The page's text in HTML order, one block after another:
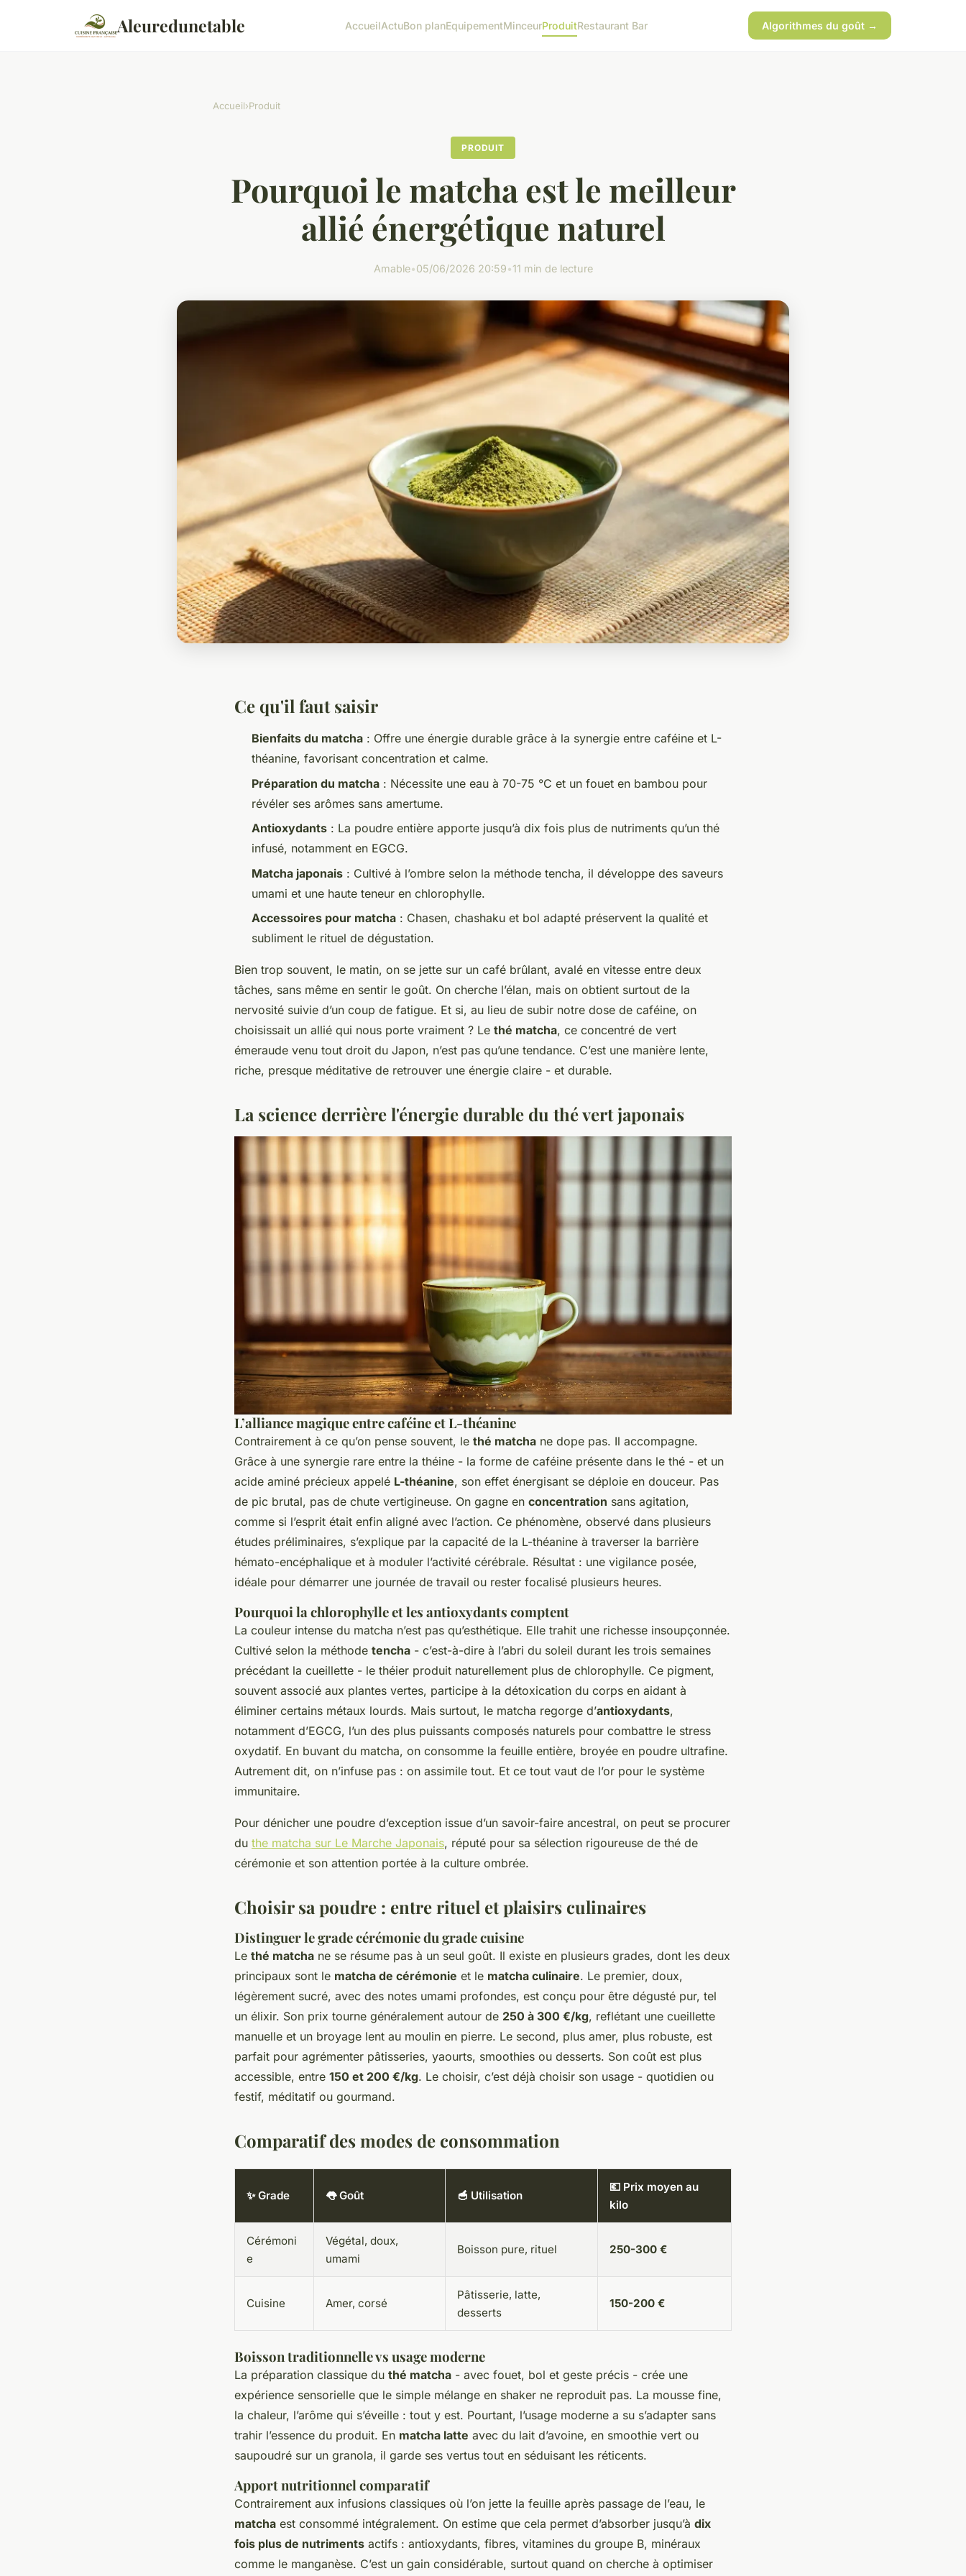
Aleuredunetable AccueilActuBon planEquipementMinceurProduitRestaurant Bar Algorithmes du goût →
Accueil›Produit
PRODUIT
Pourquoi le matcha est le meilleur
allié énergétique naturel
Amable•05/06/2026 20:59•11 min de lecture
Ce qu'il faut saisir
Bienfaits du matcha : Offre une énergie durable grâce à la synergie entre caféine et L-
théanine, favorisant concentration et calme.
Préparation du matcha : Nécessite une eau à 70-75 °C et un fouet en bambou pour
révéler ses arômes sans amertume.
Antioxydants : La poudre entière apporte jusqu’à dix fois plus de nutriments qu’un thé
infusé, notamment en EGCG.
Matcha japonais : Cultivé à l’ombre selon la méthode tencha, il développe des saveurs
umami et une haute teneur en chlorophylle.
Accessoires pour matcha : Chasen, chashaku et bol adapté préservent la qualité et
subliment le rituel de dégustation.
Bien trop souvent, le matin, on se jette sur un café brûlant, avalé en vitesse entre deux
tâches, sans même en sentir le goût. On cherche l’élan, mais on obtient surtout de la
nervosité suivie d’un coup de fatigue. Et si, au lieu de subir notre dose de caféine, on
choisissait un allié qui nous porte vraiment ? Le thé matcha, ce concentré de vert
émeraude venu tout droit du Japon, n’est pas qu’une tendance. C’est une manière lente,
riche, presque méditative de retrouver une énergie claire - et durable.
La science derrière l'énergie durable du thé vert japonais
L’alliance magique entre caféine et L-théanine
Contrairement à ce qu’on pense souvent, le thé matcha ne dope pas. Il accompagne.
Grâce à une synergie rare entre la théine - la forme de caféine présente dans le thé - et un
acide aminé précieux appelé L-théanine, son effet énergisant se déploie en douceur. Pas
de pic brutal, pas de chute vertigineuse. On gagne en concentration sans agitation,
comme si l’esprit était enfin aligné avec l’action. Ce phénomène, observé dans plusieurs
études préliminaires, s’explique par la capacité de la L-théanine à traverser la barrière
hémato-encéphalique et à moduler l’activité cérébrale. Résultat : une vigilance posée,
idéale pour démarrer une journée de travail ou rester focalisé plusieurs heures.
Pourquoi la chlorophylle et les antioxydants comptent
La couleur intense du matcha n’est pas qu’esthétique. Elle trahit une richesse insoupçonnée.
Cultivé selon la méthode tencha - c’est-à-dire à l’abri du soleil durant les trois semaines
précédant la cueillette - le théier produit naturellement plus de chlorophylle. Ce pigment,
souvent associé aux plantes vertes, participe à la détoxication du corps en aidant à
éliminer certains métaux lourds. Mais surtout, le matcha regorge d’antioxydants,
notamment d’EGCG, l’un des plus puissants composés naturels pour combattre le stress
oxydatif. En buvant du matcha, on consomme la feuille entière, broyée en poudre ultrafine.
Autrement dit, on n’infuse pas : on assimile tout. Et ce tout vaut de l’or pour le système
immunitaire.
Pour dénicher une poudre d’exception issue d’un savoir-faire ancestral, on peut se procurer
du the matcha sur Le Marche Japonais, réputé pour sa sélection rigoureuse de thé de
cérémonie et son attention portée à la culture ombrée.
Choisir sa poudre : entre rituel et plaisirs culinaires
Distinguer le grade cérémonie du grade cuisine
Le thé matcha ne se résume pas à un seul goût. Il existe en plusieurs grades, dont les deux
principaux sont le matcha de cérémonie et le matcha culinaire. Le premier, doux,
légèrement sucré, avec des notes umami profondes, est conçu pour être dégusté pur, tel
un élixir. Son prix tourne généralement autour de 250 à 300 €/kg, reflétant une cueillette
manuelle et un broyage lent au moulin en pierre. Le second, plus amer, plus robuste, est
parfait pour agrémenter pâtisseries, yaourts, smoothies ou desserts. Son coût est plus
accessible, entre 150 et 200 €/kg. Le choisir, c’est déjà choisir son usage - quotidien ou
festif, méditatif ou gourmand.
Comparatif des modes de consommation
✨ Grade 👅 Goût 🥣 Utilisation
💶 Prix moyen au
kilo
Cérémoni
e
Végétal, doux,
umami
Boisson pure, rituel 250-300 €
Cuisine Amer, corsé
Pâtisserie, latte,
desserts
150-200 €
Boisson traditionnelle vs usage moderne
La préparation classique du thé matcha - avec fouet, bol et geste précis - crée une
expérience sensorielle que le simple mélange en shaker ne reproduit pas. La mousse fine,
la chaleur, l’arôme qui s’éveille : tout y est. Pourtant, l’usage moderne a su s’adapter sans
trahir l’essence du produit. En matcha latte avec du lait d’avoine, en smoothie vert ou
saupoudré sur un granola, il garde ses vertus tout en séduisant les réticents.
Apport nutritionnel comparatif
Contrairement aux infusions classiques où l’on jette la feuille après passage de l’eau, le
matcha est consommé intégralement. On estime que cela permet d’absorber jusqu’à dix
fois plus de nutriments actifs : antioxydants, fibres, vitamines du groupe B, minéraux
comme le manganèse. C’est un gain considérable, surtout quand on cherche à optimiser